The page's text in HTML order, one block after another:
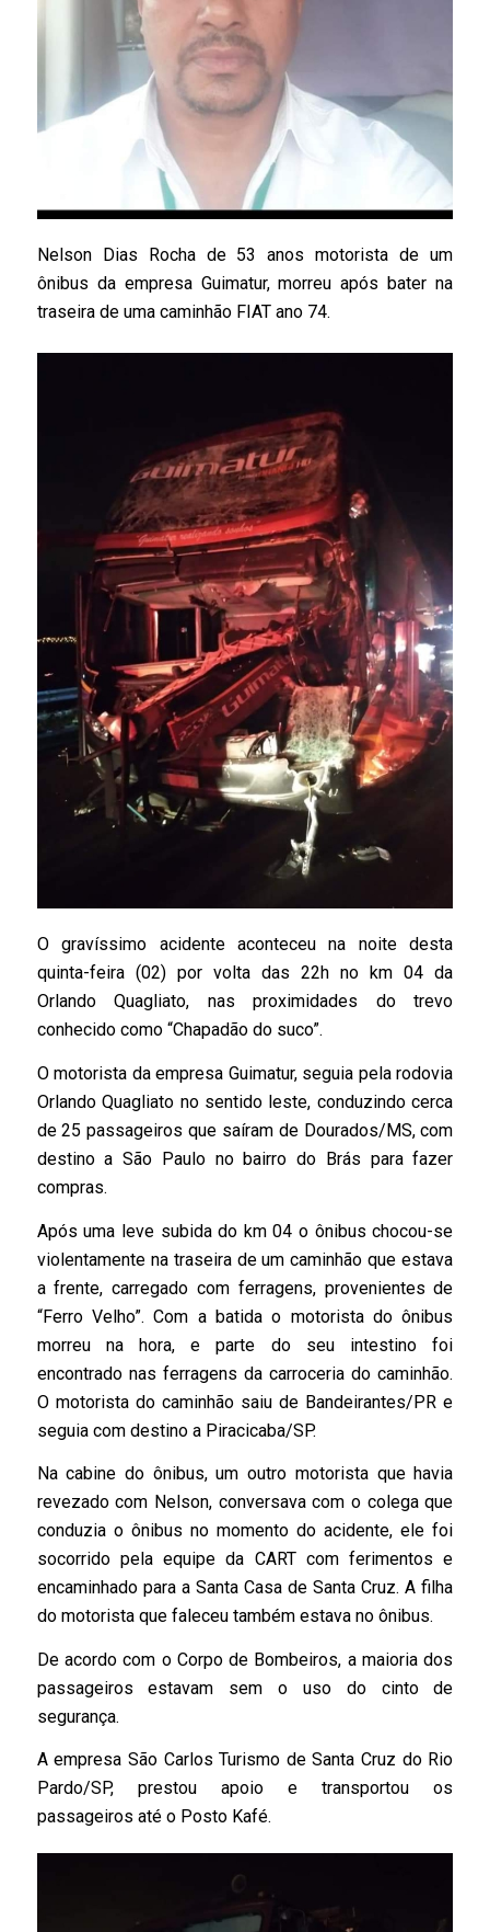
Nelson Dias Rocha de 53 anos motorista de um
ônibus da empresa Guimatur, morreu após bater na
traseira de uma caminhão FIAT ano 74.
O gravíssimo acidente aconteceu na noite desta
quinta-feira (02) por volta das 22h no km 04 da
Orlando Quagliato, nas proximidades do trevo
conhecido como “Chapadão do suco”.
O motorista da empresa Guimatur, seguia pela rodovia
Orlando Quagliato no sentido leste, conduzindo cerca
de 25 passageiros que saíram de Dourados/MS, com
destino a São Paulo no bairro do Brás para fazer
compras.
Após uma leve subida do km 04 o ônibus chocou-se
violentamente na traseira de um caminhão que estava
a frente, carregado com ferragens, provenientes de
“Ferro Velho”. Com a batida o motorista do ônibus
morreu na hora, e parte do seu intestino foi
encontrado nas ferragens da carroceria do caminhão.
O motorista do caminhão saiu de Bandeirantes/PR e
seguia com destino a Piracicaba/SP.
Na cabine do ônibus, um outro motorista que havia
revezado com Nelson, conversava com o colega que
conduzia o ônibus no momento do acidente, ele foi
socorrido pela equipe da CART com ferimentos e
encaminhado para a Santa Casa de Santa Cruz. A filha
do motorista que faleceu também estava no ônibus.
De acordo com o Corpo de Bombeiros, a maioria dos
passageiros estavam sem o uso do cinto de
segurança.
A empresa São Carlos Turismo de Santa Cruz do Rio
Pardo/SP, prestou apoio e transportou os
passageiros até o Posto Kafé.